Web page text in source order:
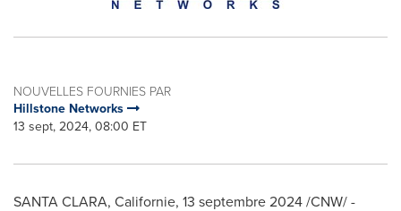
NOUVELLES FOURNIES PAR
Hillstone Networks
13 sept, 2024, 08:00 ET
SANTA CLARA, Californie, 13 septembre 2024/CNW/ -